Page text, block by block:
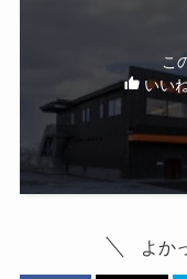
こ
いい
よか